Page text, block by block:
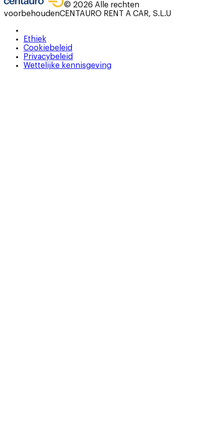
© 2026 Alle rechten
voorbehoudenCENTAURO RENT A CAR, S.L.U
Ethiek
Cookiebeleid
Privacybeleid
Wettelijke kennisgeving